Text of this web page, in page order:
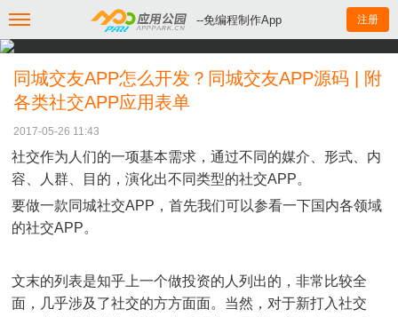
--免编程制作App 注册
同城交友APP怎么开发？同城交友APP源码 | 附
各类社交APP应用表单
2017-05-26 11:43
社交作为人们的一项基本需求，通过不同的媒介、形式、内
容、人群、目的，演化出不同类型的社交APP。
要做一款同城社交APP，首先我们可以参看一下国内各领域
的社交APP。
文末的列表是知乎上一个做投资的人列出的，非常比较全
面，几乎涉及了社交的方方面面。当然，对于新打入社交